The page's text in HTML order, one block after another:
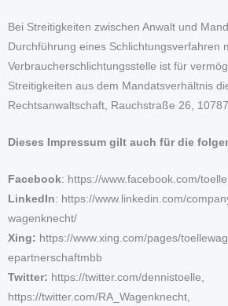
Bei Streitigkeiten zwischen Anwalt und
Durchführung eines Schlichtungsverfahren
Verbraucherschlichtungsstelle ist für
Streitigkeiten aus dem Mandatsverhältnis
Rechtsanwaltschaft, Rauchstraße 26, 10787
Dieses Impressum gilt auch für die
Facebook: https://www.facebook.com/
LinkedIn: https://www.linkedin.com/
wagenknecht/
Xing: https://www.xing.com/pages/
epartnerschaftmbb
Twitter: https://twitter.com/dennistoelle,
https://twitter.com/RA_Wagenknecht,